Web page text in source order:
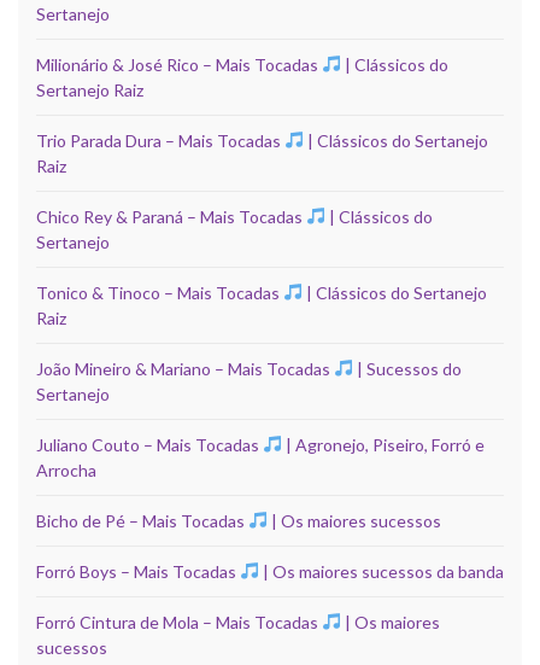
Sertanejo
Milionário & José Rico – Mais Tocadas
| Clássicos do
Sertanejo Raiz
Trio Parada Dura – Mais Tocadas
| Clássicos do Sertanejo
Raiz
Chico Rey & Paraná – Mais Tocadas
| Clássicos do
Sertanejo
Tonico & Tinoco – Mais Tocadas
| Clássicos do Sertanejo
Raiz
João Mineiro & Mariano – Mais Tocadas
| Sucessos do
Sertanejo
Juliano Couto – Mais Tocadas
| Agronejo, Piseiro, Forró e
Arrocha
Bicho de Pé – Mais Tocadas | Os maiores sucessos
Forró Boys – Mais Tocadas | Os maiores sucessos da banda
Forró Cintura de Mola – Mais Tocadas
| Os maiores
sucessos